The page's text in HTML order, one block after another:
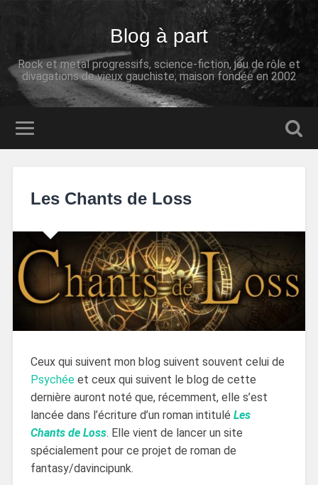
Blog à part
Rock et metal progressifs, science-fiction, jeu de rôle et
divagations de vieux gauchiste; maison fondée en 2002
Les Chants de Loss
Ceux qui suivent mon blog suivent souvent celui de
Psychéeet ceux qui suivent le blog de cette
dernière auront noté que, récemment, elle s’est
lancée dans l’écriture d’un roman intitulé Les
Chants de Loss. Elle vient de lancer un site
spécialement pour ce projet de roman de
fantasy/davincipunk.